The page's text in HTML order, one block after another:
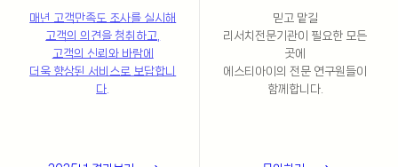
매년 고객만족도 조사를 실시해
고객의 의견을 청취하고,
고객의 신뢰와 바람에
더욱 향상된 서비스로 보답합니
다.
믿고 맡길
리서치전문기관이 필요한 모든
곳에
에스티아이의 전문 연구원들이
함께합니다.